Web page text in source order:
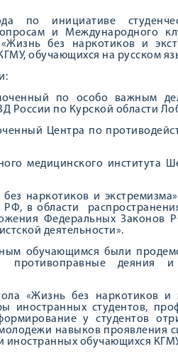
по инициативе
и Международного
без наркотиков и
обучающихся на русском
по особо важным
России по Курской области
Центра по
медицинского института
наркотиков и
РФ, в области
Федеральных Законов
деятельности».
обучающимся были
деяния и
«Жизнь без наркотиков
иностранных студентов,
у студентов
навыков проявления
иностранных обучающихся